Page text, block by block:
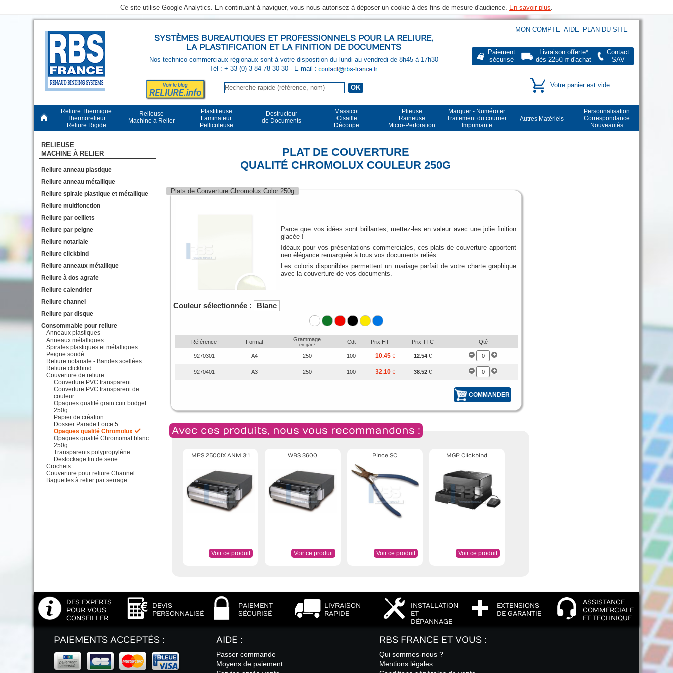
Ce site utilise Google Analytics. En continuant à naviguer, vous nous autorisez à déposer un cookie à des fins de mesure d'audience. En savoir plus
MON COMPTE AIDE PLAN DU SITE
Paiement
sécurisé
Livraison offerte*
dès 225€HT d'achat
Contact
SAV
Votre panier est vide
SYSTÈMES BUREAUTIQUES ET PROFESSIONNELS POUR LA RELIURE,
LA PLASTIFICATION ET LA FINITION DE DOCUMENTS
Nos technico-commerciaux régionaux sont à votre disposition du lundi au vendredi de 8h45 à 17h30
Tél : + 33 (0) 3 84 78 30 30 - E-mail :
Reliure Thermique
Thermorelieur
Reliure Rigide
Relieuse
Machine à Relier
Plastifieuse
Laminateur
Pelliculeuse
Destructeur
de Documents
Massicot
Cisaille
Découpe
Plieuse
Raineuse
Micro-Perforation
Marquer - Numéroter
Traitement du courrier
Imprimante
Autres Matériels
Personnalisation
Correspondance
Nouveautés
RELIEUSE
MACHINE À RELIER
Reliure anneau plastique
Reliure anneau métallique
Reliure spirale plastique et métallique
Reliure multifonction
Reliure par oeillets
Reliure par peigne
Reliure notariale
Reliure clickbind
Reliure anneaux métallique
Reliure à dos agrafe
Reliure calendrier
Reliure channel
Reliure par disque
Consommable pour reliure
Anneaux plastiques
Anneaux métalliques
Spirales plastiques et métalliques
Peigne soudé
Reliure notariale - Bandes scellées
Reliure clickbind
Couverture de reliure
Couverture PVC transparent
Couverture PVC transparent de
couleur
Opaques qualité grain cuir budget
250g
Papier de création
Dossier Parade Force 5
Opaques qualité Chromolux
Opaques qualité Chromomat blanc
250g
Transparents polypropylène
Destockage fin de serie
Crochets
Couverture pour reliure Channel
Baguettes à relier par serrage
PLAT DE COUVERTURE
QUALITÉ CHROMOLUX COULEUR 250G
Plats de Couverture Chromolux Color 250g
Parce que vos idées sont brillantes, mettez-les en valeur avec une jolie finition
glacée !
Idéaux pour vos présentations commerciales, ces plats de couverture apportent
uen élégance remarquée à tous vos documents reliés.
Les coloris disponibles permettent un mariage parfait de votre charte graphique
avec la couverture de vos documents.
Couleur sélectionnée : Blanc
Référence Format Grammage
en g/m² Cdt Prix HT Prix TTC Qté
9270301 A4 250 100 10.45€ 12.54€
9270401 A3 250 100 32.10€ 38.52€
Avec ces produits, nous vous recommandons :
MPS 2500IX ANM 3:1
Voir ce produit
WBS 3600
Voir ce produit
Pince SC
Voir ce produit
MGP Clickbind
Voir ce produit
DES EXPERTS
POUR VOUS
CONSEILLER
DEVIS
PERSONNALISÉ
PAIEMENT
SÉCURISÉ
LIVRAISON
RAPIDE
INSTALLATION
ET
DÉPANNAGE
EXTENSIONS
DE GARANTIE
ASSISTANCE
COMMERCIALE
ET TECHNIQUE
PAIEMENTS ACCEPTÉS : AIDE :
Passer commande
Moyens de paiement
RBS FRANCE ET VOUS :
Qui sommes-nous ?
Mentions légales